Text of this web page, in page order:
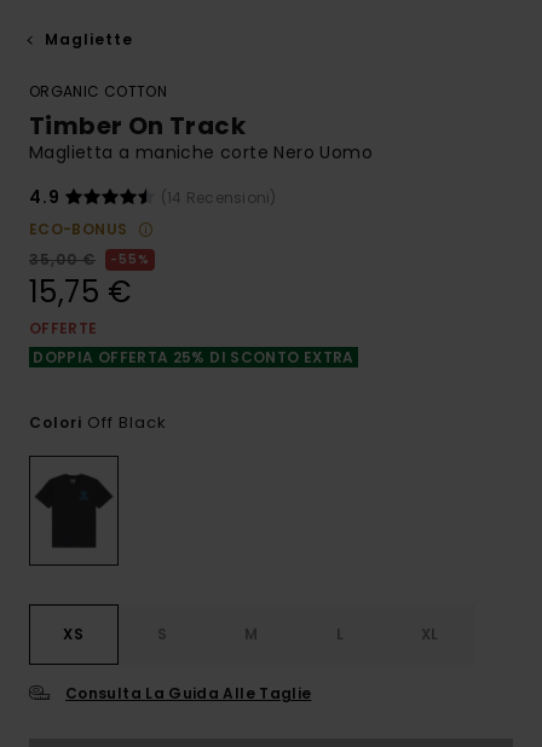
Magliette
ORGANIC COTTON
Timber On Track
Maglietta a maniche corte Nero Uomo
4.9
(14 Recensioni)
ECO-BONUS
35,00 €
55%
15,75 €
OFFERTE
DOPPIA OFFERTA 25% DI SCONTO EXTRA
Colori Off Black
XS S M L XL
Consulta La Guida Alle Taglie